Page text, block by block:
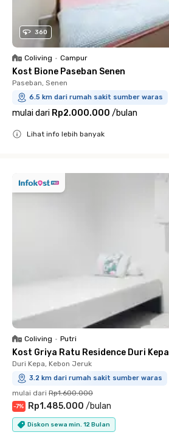
360
Coliving • Campur
Kost Bione Paseban Senen
Paseban, Senen
6.5 km dari rumah sakit sumber waras
mulai dari Rp2.000.000 /bulan
Lihat info lebih banyak
Coliving • Putri
Kost Griya Ratu Residence Duri Kepa
Duri Kepa, Kebon Jeruk
3.2 km dari rumah sakit sumber waras
mulai dari Rp1.600.000
-7% Rp1.485.000 /bulan
Diskon sewa min. 12 Bulan